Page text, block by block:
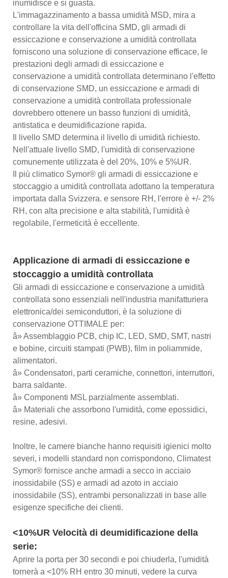
inumidisce e si guasta.
L'immagazzinamento a bassa umidità MSD, mira a
controllare la vita dell'officina SMD, gli armadi di
essiccazione e conservazione a umidità controllata
forniscono una soluzione di conservazione efficace, le
prestazioni degli armadi di essiccazione e
conservazione a umidità controllata determinano l'effetto
di conservazione SMD, un essiccazione e armadi di
conservazione a umidità controllata professionale
dovrebbero ottenere un basso funzioni di umidità,
antistatica e deumidificazione rapida.
Il livello SMD determina il livello di umidità richiesto.
Nell'attuale livello SMD, l'umidità di conservazione
comunemente utilizzata è del 20%, 10% e 5%UR.
Il più climatico Symor® gli armadi di essiccazione e
stoccaggio a umidità controllata adottano la temperatura
importata dalla Svizzera. e sensore RH, l'errore è +/- 2%
RH, con alta precisione e alta stabilità, l'umidità è
regolabile, l'ermeticità è eccellente.
Applicazione di armadi di essiccazione e
stoccaggio a umidità controllata
Gli armadi di essiccazione e conservazione a umidità
controllata sono essenziali nell'industria manifatturiera
elettronica/dei semiconduttori, è la soluzione di
conservazione OTTIMALE per:
â» Assemblaggio PCB, chip IC, LED, SMD, SMT, nastri
e bobine, circuiti stampati (PWB), film in poliammide,
alimentatori.
â» Condensatori, parti ceramiche, connettori, interruttori,
barra saldante.
â» Componenti MSL parzialmente assemblati.
â» Materiali che assorbono l'umidità, come epossidici,
resine, adesivi.
Inoltre, le camere bianche hanno requisiti igienici molto
severi, i modelli standard non corrispondono, Climatest
Symor® fornisce anche armadi a secco in acciaio
inossidabile (SS) e armadi ad azoto in acciaio
inossidabile (SS), entrambi personalizzati in base alle
esigenze specifiche dei clienti.
<10%UR Velocità di deumidificazione della
serie:
Aprire la porta per 30 secondi e poi chiuderla, l'umidità
tornerà a <10% RH entro 30 minuti, vedere la curva